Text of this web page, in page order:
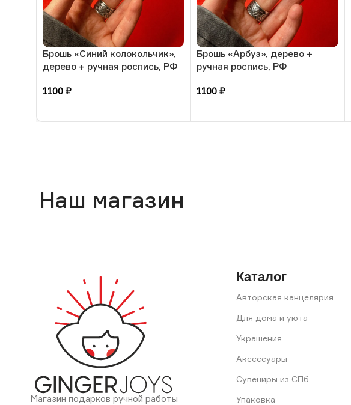
Брошь «Синий колокольчик»,
дерево + ручная роспись, РФ
1100 ₽
Брошь «Арбуз», дерево +
ручная роспись, РФ
1100₽
Наш магазин
Магазин подарков ручной работы
Каталог
Авторская канцелярия
Для дома и уюта
Украшения
Аксессуары
Сувениры из СПб
Упаковка